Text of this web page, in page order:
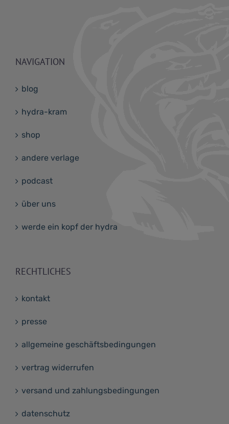
NAVIGATION
blog
hydra-kram
shop
andere verlage
podcast
über uns
werde ein kopf der hydra
RECHTLICHES
kontakt
presse
allgemeine geschäftsbedingungen
vertrag widerrufen
versand und zahlungsbedingungen
datenschutz